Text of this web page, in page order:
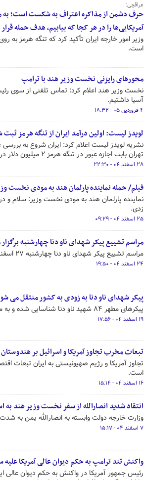
عراقچی:
حرف دشمن از مذاکره اعتراف به شکست است؛
آمریکایی‌ها را در هر کجا که بیابیم، هدف حمله
وزیر امور خارجه ایران تأکید کرد که تنگه هرمز به
است.
محورهای رایزنی نخست وزیر هند با ترامپ
نخست وزیر هند اعلام کرد: تماس تلفنی از سوی
آسیا داشتیم.
۴ فروردین ۰۵ - ۱۸:۳۲
لویدز لیست: اولین درآمد ایران از تنگه هرمز
نشریه لویدز لیست اعلام کرد: ایران شروع به
تهران بابت اجازه عبور در تنگه هرمز ۲ میلیون دلار دریافت کرده است.
۲۸ اسفند ۰۴ - ۲۲:۳۰
فیلم/ حمله نماینده پارلمان هند به مودی نخست
نماینده پارلمان هند به مودی نخست وزیر: سلام و
زدی.
۲۵ اسفند ۰۴ - ۰۹:۲۹
مراسم تشییع پیکر شهدای ناو دنا چهارشنبه
مراسم تشییع پیکر شهدای ناو دنا چهارشنبه ۲۷ اسفند برگزار می‌شود.
۲۴ اسفند ۰۴ - ۱۹:۵۰
پیکر شهدای ناو دنا به زودی به کشور منتقل می
پیکرهای مطهر ۸۴ شهید ناو دنا شناسایی شده و به میهن اسلامی باز خواهد گشت.
۱۹ اسفند ۰۴ - ۱۷:۵۶
تبعات مخرب تجاوز آمریکا و اسرائیل بر هندوستان
تجاوز آمریکا و رژیم صهیونیستی به ایران تبعات
است.
۱۶ اسفند ۰۴ - ۱۵:۱۴
انتقاد شدید انصارالله از سفر نخست وزیر هند به
وزارت خارجه دولت وابسته به انصارالله یمن به
۷ اسفند ۰۴ - ۱۵:۱۷
واکنش تند ترامپ به حکم دیوان عالی آمریکا
رئیس جمهور آمریکا در واکنش به حکم دیوان عالی